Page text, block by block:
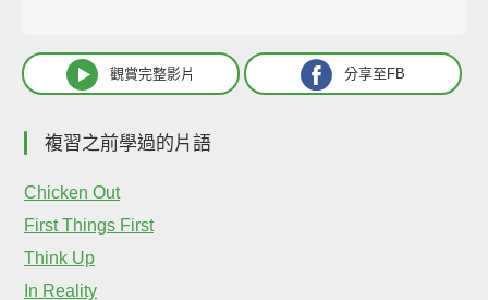
觀賞完整影片 分享至FB
複習之前學過的片語
Chicken Out
First Things First
Think Up
In Reality